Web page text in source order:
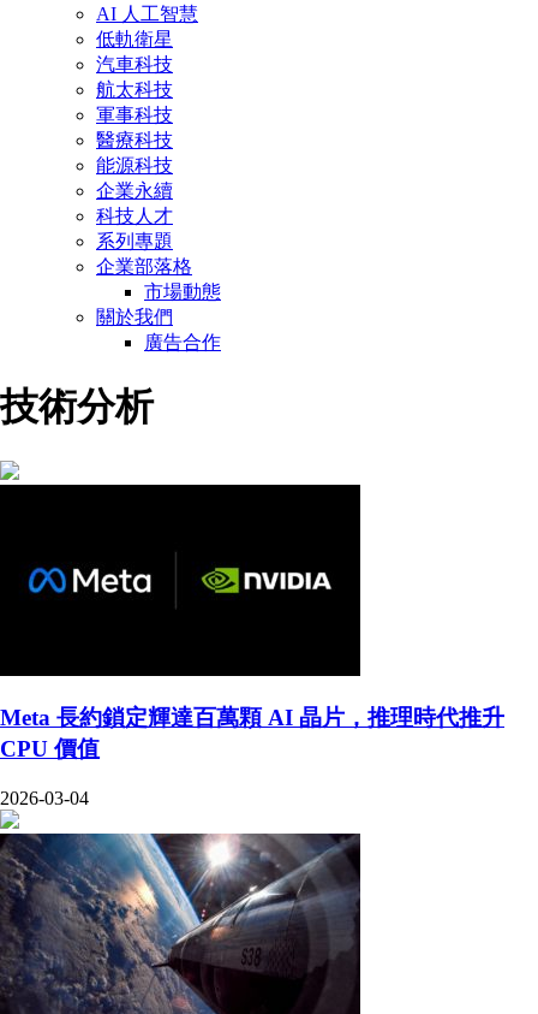
AI 人工智慧
低軌衛星
汽車科技
航太科技
軍事科技
醫療科技
能源科技
企業永續
科技人才
系列專題
企業部落格
市場動態
關於我們
廣告合作
技術分析
Meta 長約鎖定輝達百萬顆 AI 晶片，推理時代推升
CPU 價值
2026-03-04